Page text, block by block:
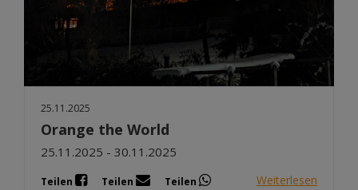
25.11.2025
Orange the World
25.11.2025 - 30.11.2025
Teilen Teilen Teilen Weiterlesen